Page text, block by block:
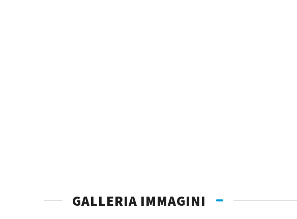
GALLERIA IMMAGINI